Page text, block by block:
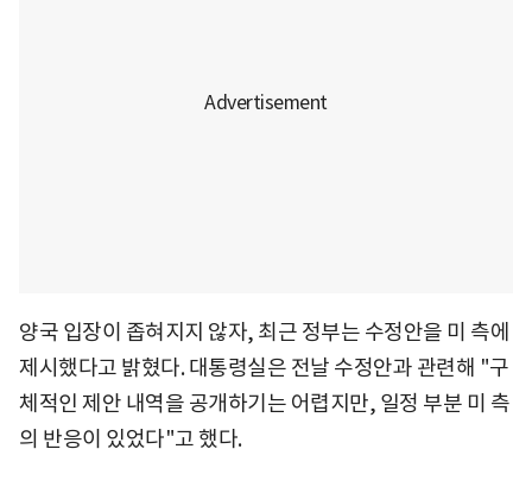
양국 입장이 좁혀지지 않자, 최근 정부는 수정안을 미 측에
제시했다고 밝혔다. 대통령실은 전날 수정안과 관련해 "구
체적인 제안 내역을 공개하기는 어렵지만, 일정 부분 미 측
의 반응이 있었다"고 했다.